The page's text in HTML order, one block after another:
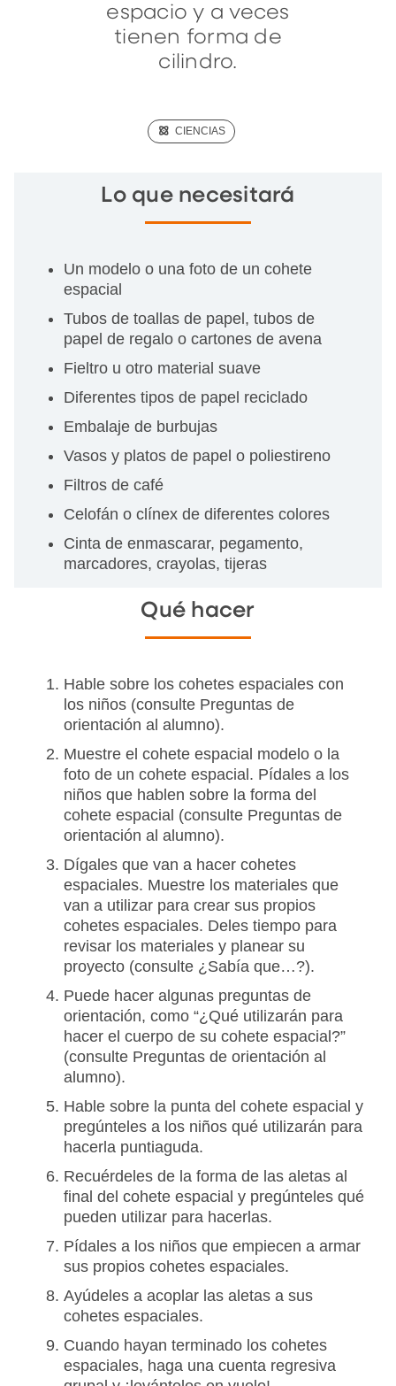
espacio y a veces
tienen forma de
cilindro.
(SCIENCE)
CIENCIAS
Lo que necesitará
Un modelo o una foto de un cohete
espacial
Tubos de toallas de papel, tubos de
papel de regalo o cartones de avena
Fieltro u otro material suave
Diferentes tipos de papel reciclado
Embalaje de burbujas
Vasos y platos de papel o poliestireno
Filtros de café
Celofán o clínex de diferentes colores
Cinta de enmascarar, pegamento,
marcadores, crayolas, tijeras
Qué hacer
Hable sobre los cohetes espaciales con
los niños (consulte Preguntas de
orientación al alumno).
Muestre el cohete espacial modelo o la
foto de un cohete espacial. Pídales a los
niños que hablen sobre la forma del
cohete espacial (consulte Preguntas de
orientación al alumno).
Dígales que van a hacer cohetes
espaciales. Muestre los materiales que
van a utilizar para crear sus propios
cohetes espaciales. Deles tiempo para
revisar los materiales y planear su
proyecto (consulte ¿Sabía que…?).
Puede hacer algunas preguntas de
orientación, como “¿Qué utilizarán para
hacer el cuerpo de su cohete espacial?”
(consulte Preguntas de orientación al
alumno).
Hable sobre la punta del cohete espacial y
pregúnteles a los niños qué utilizarán para
hacerla puntiaguda.
Recuérdeles de la forma de las aletas al
final del cohete espacial y pregúnteles qué
pueden utilizar para hacerlas.
Pídales a los niños que empiecen a armar
sus propios cohetes espaciales.
Ayúdeles a acoplar las aletas a sus
cohetes espaciales.
Cuando hayan terminado los cohetes
espaciales, haga una cuenta regresiva